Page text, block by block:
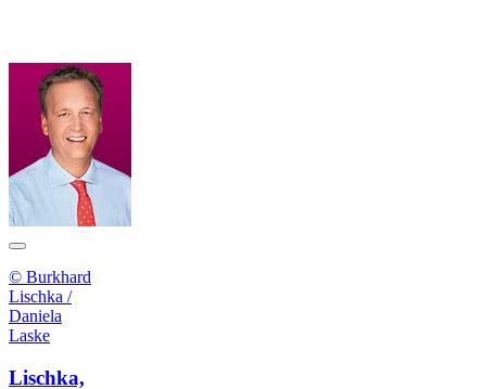
© Burkhard
Lischka /
Daniela
Laske
Lischka,